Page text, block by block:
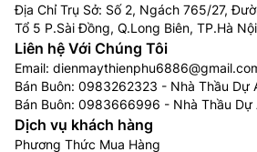
Địa Chỉ Trụ Sở: Số 2, Ngách 765/27,
Tổ 5 P.Sài Đồng, Q.Long Biên, TP.Hà
Liên hệ Với Chúng Tôi
Email:
Bán Buôn: 0983262323 - Nhà Thầu Dự
Bán Buôn: 0983666996 - Nhà Thầu Dự
Dịch vụ khách hàng
Phương Thức Mua Hàng